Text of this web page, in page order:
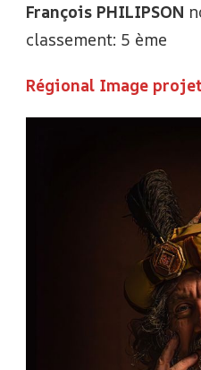
François PHILIPSON
classement: 5 ème
Régional Image